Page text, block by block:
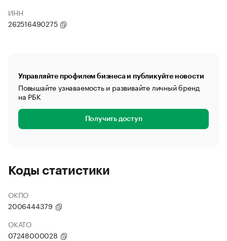
ИНН
262516490275
Управляйте профилем бизнеса и публикуйте новости
Повышайте узнаваемость и развивайте личный бренд
на РБК
Получить доступ
Коды статистики
ОКПО
2006444379
ОКАТО
07248000028